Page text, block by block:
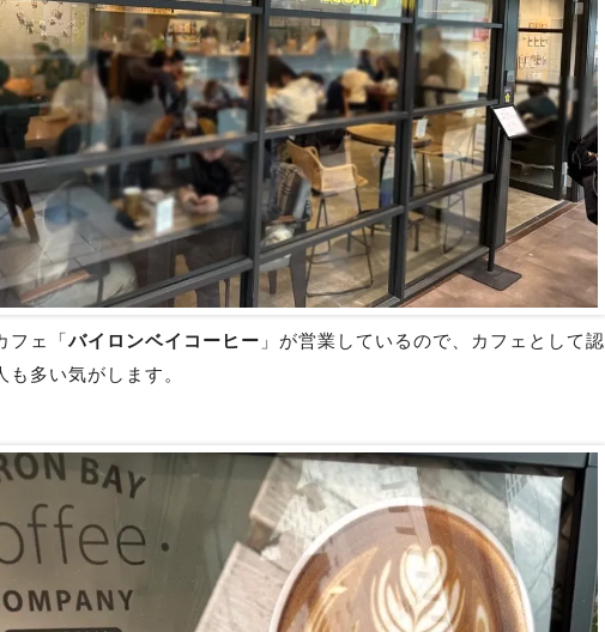
フェ「バイロンベイコーヒー 」が営業しているので、カフェとして認
も多い気がします。